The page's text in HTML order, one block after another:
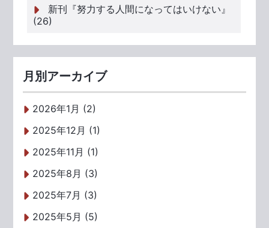
新刊『努力する人間になってはいけない』
(26)
月別アーカイブ
2026年1月 (2)
2025年12月 (1)
2025年11月 (1)
2025年8月 (3)
2025年7月 (3)
2025年5月 (5)